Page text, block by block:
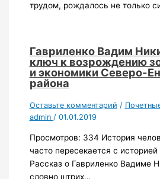
трудом, рождалось не только
Гавриленко Вадим
ключ к возрождению
и экономики Северо-
района
Оставьте комментарий /
admin / 01.01.2019
Просмотров: 334 История
часто пересекается с историей
Рассказ о Гавриленко Вадиме
словно штрих…